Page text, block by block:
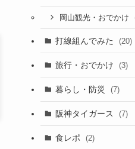
岡山観光・おでかけ
打線組んでみた (20)
旅行・おでかけ (3)
暮らし・防災 (7)
阪神タイガース (7)
食レポ (2)